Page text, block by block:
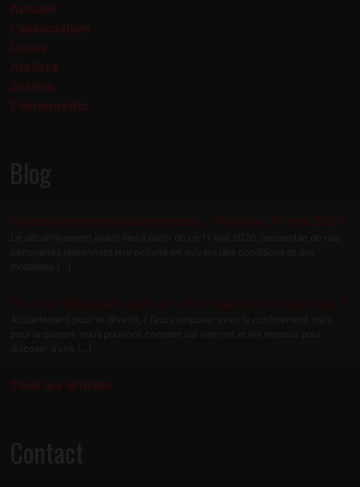
Accueil
L’association
Cours
Ateliers
Sorties
Événements
Tous les articles